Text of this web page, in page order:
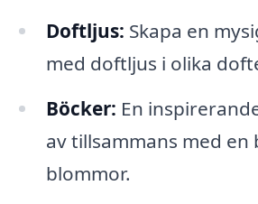
Doftljus: Skapa en
med doftljus i olika
Böcker: En
av tillsammans med en
blommor.